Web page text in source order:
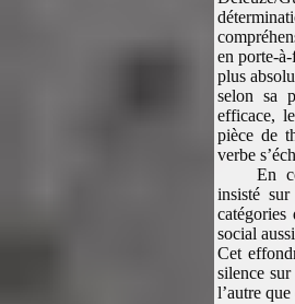
en porte-
plus
selon sa
efficace,
pièce de
verbe
En
insisté
social
Cet
silence
l’autre